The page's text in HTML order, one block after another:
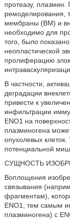
протеазу, плазмин.
ремоделирования,
мембраны (BM) и
необходимо для
того, было
неопластической
пролиферацию
В частности,
деградации
привести к
инфильтрации
ENO1 на
плазминогена
опухолевых
потенциальной
СУЩНОСТЬ
Воплощения
связывания
фрагментам),
ENO1, тем самым
плазминогена) с